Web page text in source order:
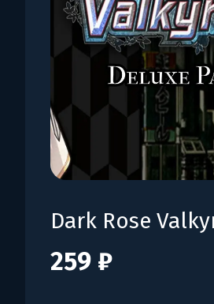
259 ₽